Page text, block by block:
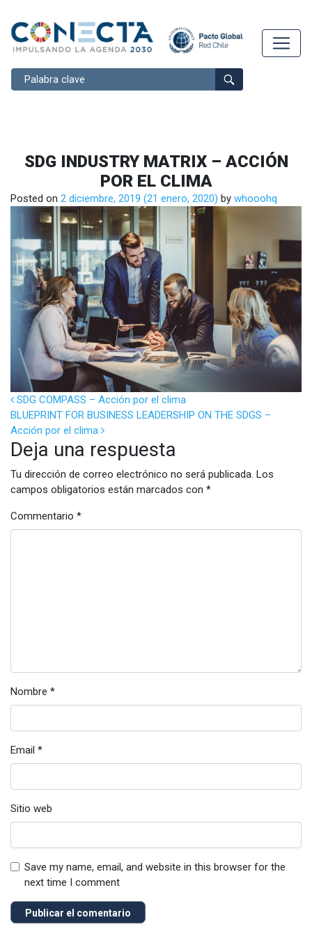
Buscar
SDG INDUSTRY MATRIX – ACCIÓN
POR EL CLIMA
Posted on 2 diciembre, 2019 (21 enero, 2020) by whooohq
POST NAVIGATION
SDG COMPASS – Acción por el clima
BLUEPRINT FOR BUSINESS LEADERSHIP ON THE SDGS –
Acción por el clima
Deja una respuesta
Tu dirección de correo electrónico no será publicada. Los
campos obligatorios están marcados con *
Commentario *
Nombre *
Email *
Sitio web
Save my name, email, and website in this browser for the
next time I comment